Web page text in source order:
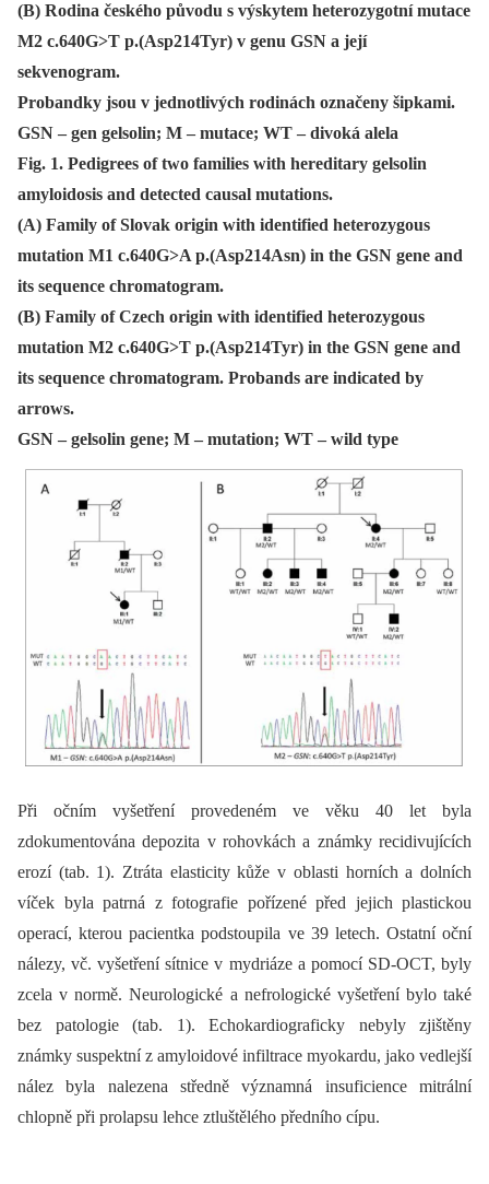
(B) Rodina českého původu s výskytem heterozygotní mutace
M2 c.640G>T p.(Asp214Tyr) v genu GSN a její
sekvenogram.
Probandky jsou v jednotlivých rodinách označeny šipkami.
GSN – gen gelsolin; M – mutace; WT – divoká alela
Fig. 1. Pedigrees of two families with hereditary gelsolin
amyloidosis and detected causal mutations.
(A) Family of Slovak origin with identified heterozygous
mutation M1 c.640G>A p.(Asp214Asn) in the GSN gene and
its sequence chromatogram.
(B) Family of Czech origin with identified heterozygous
mutation M2 c.640G>T p.(Asp214Tyr) in the GSN gene and
its sequence chromatogram. Probands are indicated by
arrows.
GSN – gelsolin gene; M – mutation; WT – wild type
Při očním vyšetření provedeném ve věku 40 let byla
zdokumentována depozita v rohovkách a známky recidivujících
erozí (tab. 1). Ztráta elasticity kůže v oblasti horních a dolních
víček byla patrná z fotografie pořízené před jejich plastickou
operací, kterou pacientka podstoupila ve 39 letech. Ostatní oční
nálezy, vč. vyšetření sítnice v mydriáze a pomocí SD-OCT, byly
zcela v normě. Neurologické a nefrologické vyšetření bylo také
bez patologie (tab. 1). Echokardiograficky nebyly zjištěny
známky suspektní z amyloidové infiltrace myokardu, jako vedlejší
nález byla nalezena středně významná insuficience mitrální
chlopně při prolapsu lehce ztluštělého předního cípu.